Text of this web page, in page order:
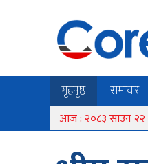
गृहपृष्ठ समाचार
आज : २०८३ साउन